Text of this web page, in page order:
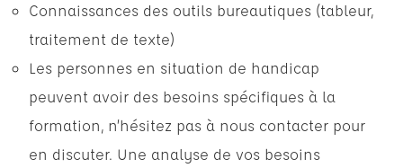
Connaissances des outils bureautiques (tableur,
traitement de texte)
Les personnes en situation de handicap
peuvent avoir des besoins spécifiques à la
formation, n’hésitez pas à nous contacter pour
en discuter. Une analyse de vos besoins